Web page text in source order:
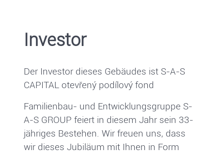
Investor
Der Investor dieses Gebäudes ist S-A-S
CAPITAL otevřený podílový fond
Familienbau- und Entwicklungsgruppe S-
A-S GROUP feiert in diesem Jahr sein 33-
jähriges Bestehen. Wir freuen uns, dass
wir dieses Jubiläum mit Ihnen in Form